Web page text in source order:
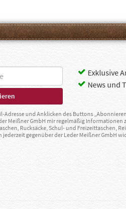
Exklusive
News und
Adresse und Anklicken des Buttons
Meißner GmbH mir regelmäßig
Rucksäcke, Schul- und Freizeittaschen,
jederzeit gegenüber der Leder Meißner GmbH